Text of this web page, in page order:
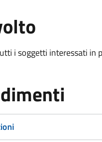
i soggetti interessati in